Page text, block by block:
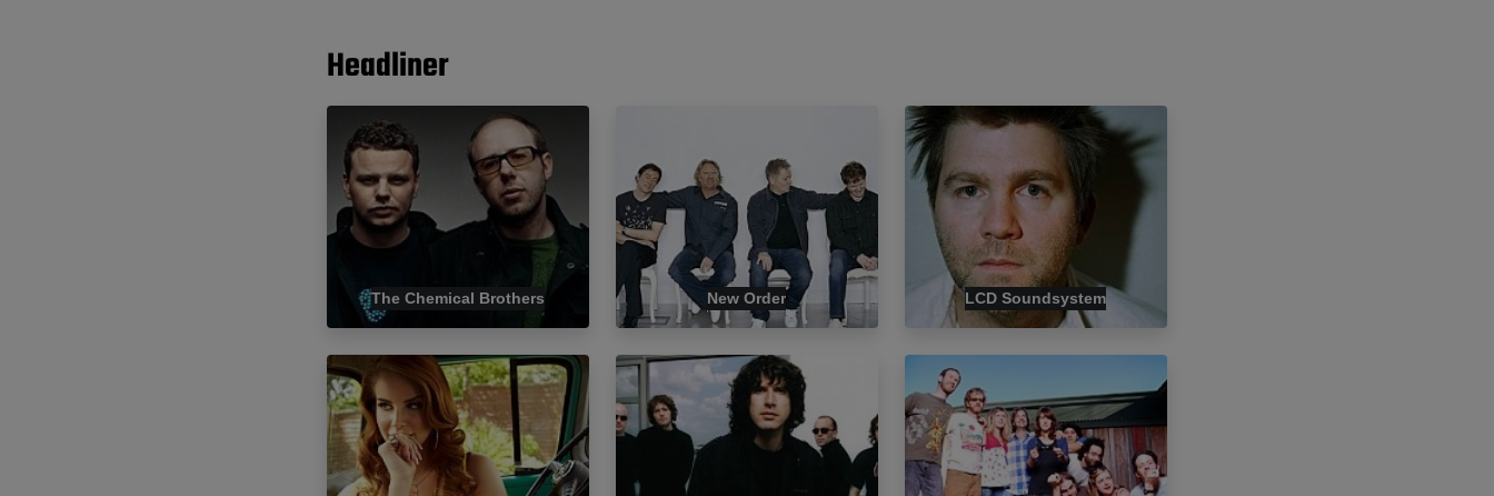
Headliner
The Chemical Brothers New Order LCD Soundsystem